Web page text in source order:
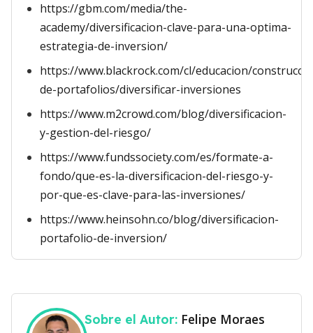
https://gbm.com/media/the-
academy/diversificacion-clave-para-una-optima-
estrategia-de-inversion/
https://www.blackrock.com/cl/educacion/
de-portafolios/diversificar-inversiones
https://www.m2crowd.com/blog/diversificacion-
y-gestion-del-riesgo/
https://www.fundssociety.com/es/formate-a-
fondo/que-es-la-diversificacion-del-riesgo-y-
por-que-es-clave-para-las-inversiones/
https://www.heinsohn.co/blog/diversificacion-
portafolio-de-inversion/
Sobre el Autor: Felipe Moraes